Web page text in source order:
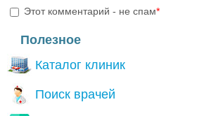
Этот комментарий - не спам*
Полезное
Каталог клиник
Поиск врачей